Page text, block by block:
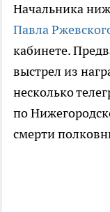
Начальника
Павла
кабинете.
выстрел из
несколько
по
смерти